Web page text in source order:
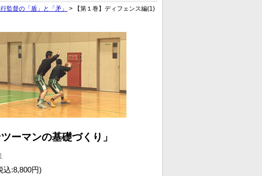
監督の「盾」と「矛」
> 【第１巻】ディフェンス編(1)
ーマンの基礎づくり」
込:8,800円)